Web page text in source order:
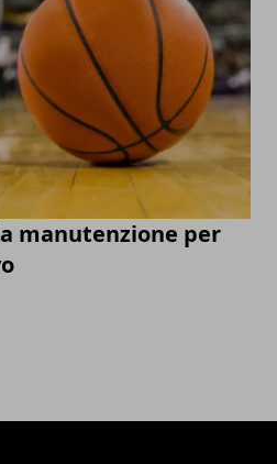
manutenzione per